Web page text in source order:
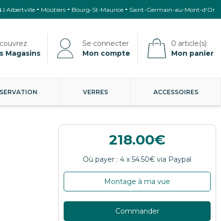
: Albertville Moûtiers Bourg-St-Maurice Saint-Germain-au-Mont-d'Or
Magasins Mon compte Mon panier
VERRES ACCESSOIRES
218.00
Montage à ma vue
Commander